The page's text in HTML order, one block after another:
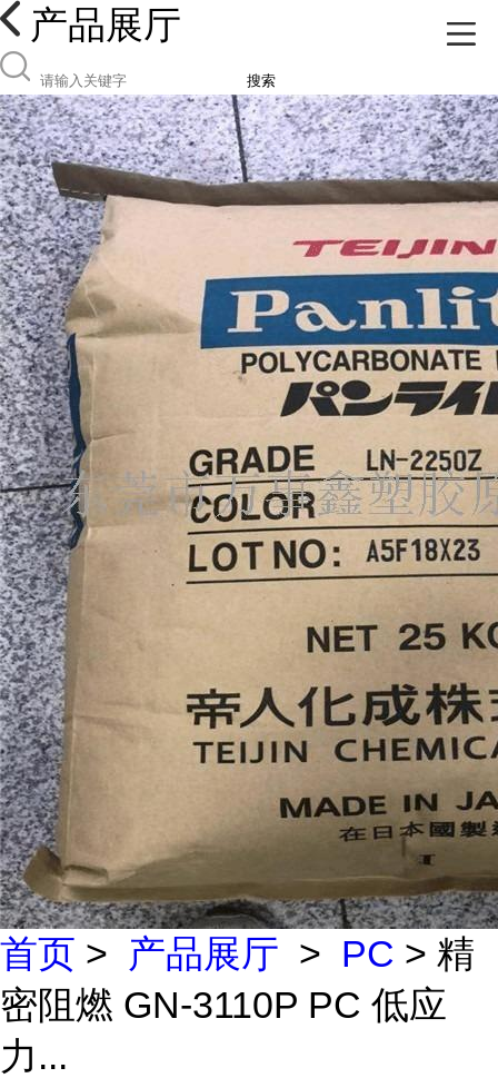
产品展厅
搜索
首页 > 产品展厅 > PC > 精
密阻燃 GN-3110P PC 低应
力...